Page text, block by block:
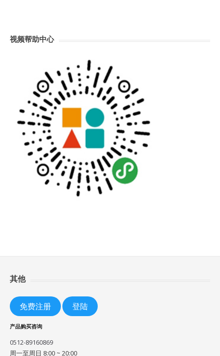
视频帮助中心
其他
免费注册 登陆
产品购买咨询
0512-89160869
周一至周日 8:00 ~ 20:00